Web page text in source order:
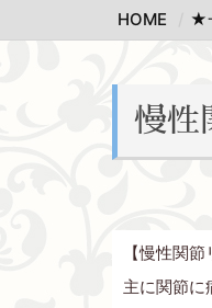
HOME ★
慢性
【慢性関
主に関節に